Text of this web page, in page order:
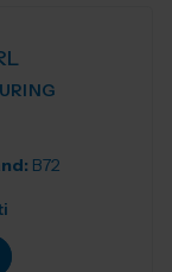
B72